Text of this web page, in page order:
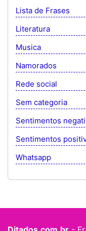
Lista de Frases
Literatura
Musica
Namorados
Rede social
Sem categoria
Sentimentos
Sentimentos
Whatsapp